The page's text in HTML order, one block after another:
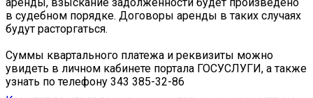
в судебном порядке. Договоры аренды в таких случаях
будут расторгаться.
Суммы квартального платежа и реквизиты можно
увидеть в личном кабинете портала ГОСУСЛУГИ, а также
узнать по телефону 343 385-32-86